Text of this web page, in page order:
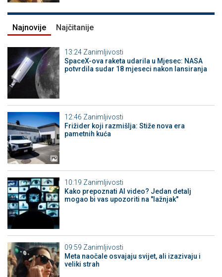
Najnovije Najčitanije
13:24 Zanimljivosti
SpaceX-ova raketa udarila u Mjesec: NASA
potvrdila sudar 18 mjeseci nakon lansiranja
12:46 Zanimljivosti
Frižider koji razmišlja: Stiže nova era
pametnih kuća
10:19 Zanimljivosti
Kako prepoznati AI video? Jedan detalj
mogao bi vas upozoriti na "lažnjak"
09:59 Zanimljivosti
Meta naočale osvajaju svijet, ali izazivaju i
veliki strah